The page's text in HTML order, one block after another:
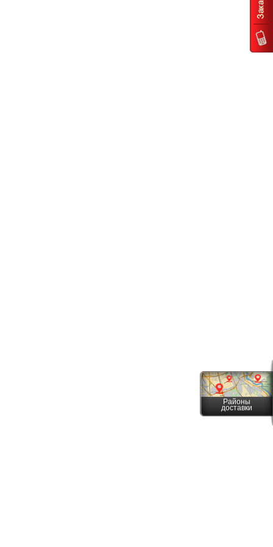
Районы
доставки